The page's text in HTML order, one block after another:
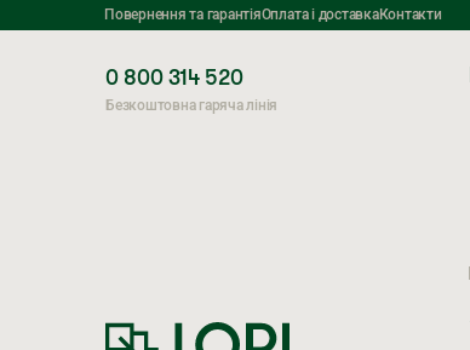
Повернення та гарантіяОплата і доставкаКонтакти
0 800 314 520
Безкоштовна гаряча лінія